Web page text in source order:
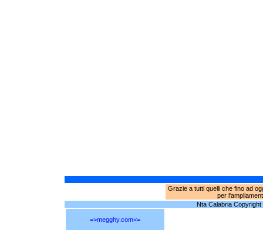
Grazie a tutti quelli che fino ad
per
Nta Calabria
=>megghy.com<=